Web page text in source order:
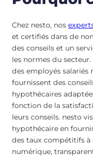
Chez nesto, nos
et certifiés dans de
des conseils et un
les normes du
des employés salariés
fournissent des
hypothécaires
fonction de la
leurs conseils. nesto
hypothécaire en
des taux compétitifs à
numérique,